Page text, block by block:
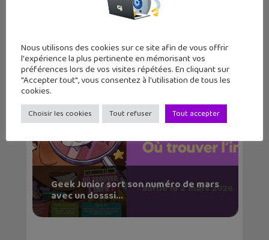
Le magazine Geek Junior sort son
Geek Junior sort son numéro de mars
avec un dosssi...
Nous utilisons des cookies sur ce site afin de vous offrir
l'expérience la plus pertinente en mémorisant vos
préférences lors de vos visites répétées. En cliquant sur
"Accepter tout", vous consentez à l'utilisation de tous les
cookies.
Choisir les cookies Tout refuser Tout accepter